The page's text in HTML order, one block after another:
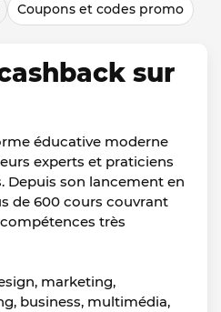
Coupons et codes promo
sur
éducative moderne
experts et praticiens
Depuis son lancement en
de 600 cours couvrant
très
marketing,
business, multimédia,